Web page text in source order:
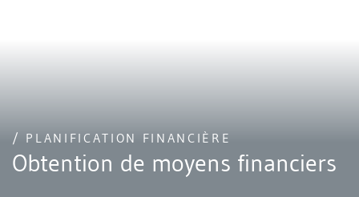
/ PLANIFICATION FINANCIÈRE
Obtention de moyens financiers